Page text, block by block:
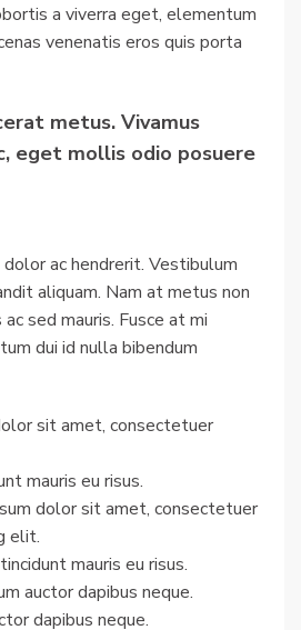
a viverra eget, elementum
venenatis eros quis porta
metus. Vivamus
eget mollis odio posuere
ac hendrerit. Vestibulum
aliquam. Nam at metus non
sed mauris. Fusce at mi
dui id nulla bibendum
sit amet, consectetuer
mauris eu risus.
dolor sit amet, consectetuer
elit.
mauris eu risus.
auctor dapibus neque.
dapibus neque.